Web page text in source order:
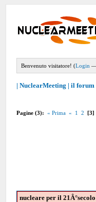
Benvenuto visitatore! (Login
| NuclearMeeting | il
Pagine (3): « Prima « 1 2 [3]
nucleare per il 21Â°secolo